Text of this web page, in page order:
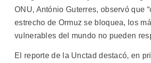
ONU, António Guterres, observó que
estrecho de Ormuz se bloquea, los
vulnerables del mundo no pueden
El reporte de la Unctad destacó, en